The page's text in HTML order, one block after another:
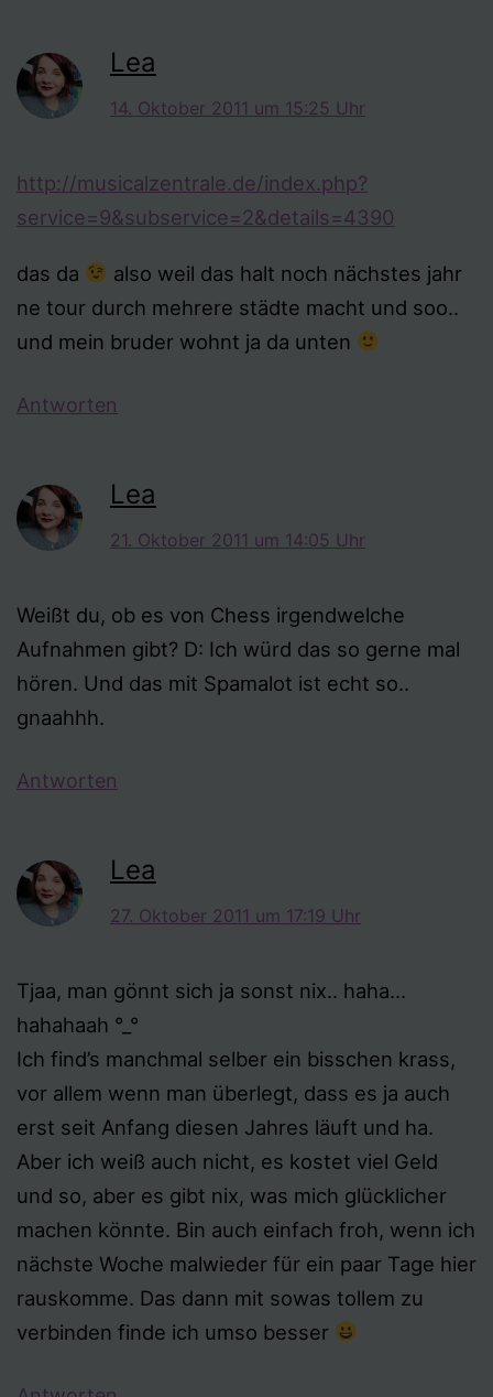
Lea
14. Oktober 2011 um 15:25 Uhr
http://musicalzentrale.de/index.php?
service=9&subservice=2&details=4390
das da
also weil das halt noch nächstes jahr
ne tour durch mehrere städte macht und soo..
und mein bruder wohnt ja da unten
Antworten
Lea
21. Oktober 2011 um 14:05 Uhr
Weißt du, ob es von Chess irgendwelche
Aufnahmen gibt? D: Ich würd das so gerne mal
hören. Und das mit Spamalot ist echt so..
gnaahhh.
Antworten
Lea
27. Oktober 2011 um 17:19 Uhr
Tjaa, man gönnt sich ja sonst nix.. haha…
hahahaah °_°
Ich find’s manchmal selber ein bisschen krass,
vor allem wenn man überlegt, dass es ja auch
erst seit Anfang diesen Jahres läuft und ha.
Aber ich weiß auch nicht, es kostet viel Geld
und so, aber es gibt nix, was mich glücklicher
machen könnte. Bin auch einfach froh, wenn ich
nächste Woche malwieder für ein paar Tage hier
rauskomme. Das dann mit sowas tollem zu
verbinden finde ich umso besser